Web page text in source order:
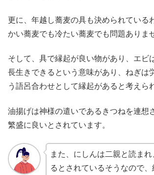
更に、年越し蕎麦の具も決められている
かい蕎麦でも冷たい蕎麦でも問題ありま
そして、具で縁起が良い物があり、エビ
長生きできるという意味があり、ねぎは
う語呂合わせとして縁起があると考えら
油揚げは神様の遣いであるきつねを連想
繁盛に良いとされています。
また、にしんは二親と読ま
るとされているそうなので